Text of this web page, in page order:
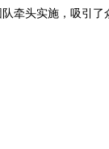
牵头实施，吸引